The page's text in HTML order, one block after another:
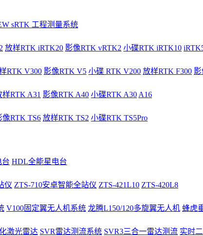
sRTK 工程测量系统
放样RTK iRTK20 影像RTK vRTK2 小碟RTK iRTK10
RTK V300 影像RTK V5 小碟 RTK V200 放样RTK F300
样RTK A31 影像RTK A40 小碟RTK A30 A16
像RTK TS6 放样RTK TS2 小碟RTK TS5Pro
台 HDL全能星电台
仪 ZTS-710安卓智能全站仪 ZTS-421L10 ZTS-420L8
V100固定翼无人机系统 龙腾L150/120多旋翼无人机 蜂虎
激光雷达 SVR雷达测流系统 SVR3三合一雷达测流 实时